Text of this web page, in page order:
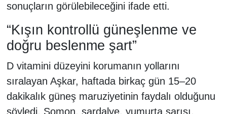
sonuçların görülebileceğini ifade etti.
“Kışın kontrollü güneşlenme ve
doğru beslenme şart”
D vitamini düzeyini korumanın yollarını
sıralayan Aşkar, haftada birkaç gün 15–20
dakikalık güneş maruziyetinin faydalı olduğunu
söyledi. Somon, sardalye, yumurta sarısı,